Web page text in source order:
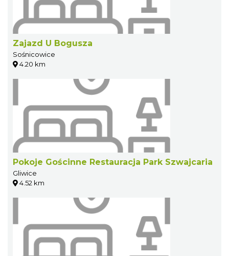
Zajazd U Bogusza
Sośnicowice
4.20 km
Pokoje Gościnne Restauracja Park Szwajcaria
Gliwice
4.52 km